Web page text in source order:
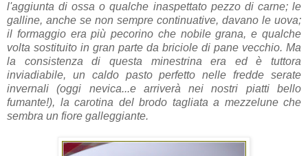
l'aggiunta di ossa o qualche inaspettato pezzo di carne; le
galline, anche se non sempre continuative, davano le uova;
il formaggio era più pecorino che nobile grana, e qualche
volta sostituito in gran parte da briciole di pane vecchio. Ma
la consistenza di questa minestrina era ed è tuttora
inviadiabile, un caldo pasto perfetto nelle fredde serate
invernali (oggi nevica...e arriverà nei nostri piatti bello
fumante!), la carotina del brodo tagliata a mezzelune che
sembra un fiore galleggiante.